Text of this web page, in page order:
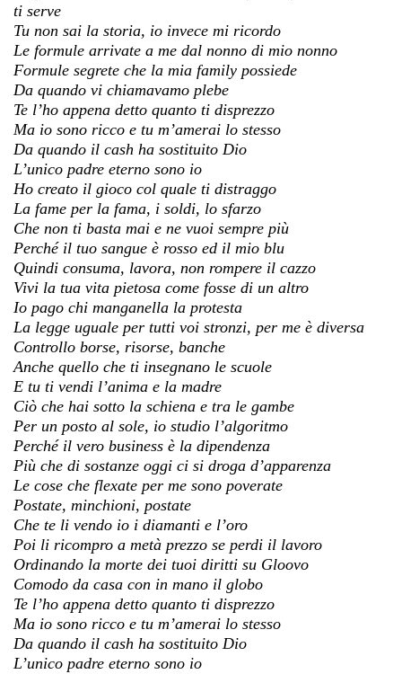
ti serve
Tu non sai la storia, io invece mi ricordo
Le formule arrivate a me dal nonno di mio nonno
Formule segrete che la mia family possiede
Da quando vi chiamavamo plebe
Te l’ho appena detto quanto ti disprezzo
Ma io sono ricco e tu m’amerai lo stesso
Da quando il cash ha sostituito Dio
L’unico padre eterno sono io
Ho creato il gioco col quale ti distraggo
La fame per la fama, i soldi, lo sfarzo
Che non ti basta mai e ne vuoi sempre più
Perché il tuo sangue è rosso ed il mio blu
Quindi consuma, lavora, non rompere il cazzo
Vivi la tua vita pietosa come fosse di un altro
Io pago chi manganella la protesta
La legge uguale per tutti voi stronzi, per me è diversa
Controllo borse, risorse, banche
Anche quello che ti insegnano le scuole
E tu ti vendi l’anima e la madre
Ciò che hai sotto la schiena e tra le gambe
Per un posto al sole, io studio l’algoritmo
Perché il vero business è la dipendenza
Più che di sostanze oggi ci si droga d’apparenza
Le cose che flexate per me sono poverate
Postate, minchioni, postate
Che te li vendo io i diamanti e l’oro
Poi li ricompro a metà prezzo se perdi il lavoro
Ordinando la morte dei tuoi diritti su Gloovo
Comodo da casa con in mano il globo
Te l’ho appena detto quanto ti disprezzo
Ma io sono ricco e tu m’amerai lo stesso
Da quando il cash ha sostituito Dio
L’unico padre eterno sono io